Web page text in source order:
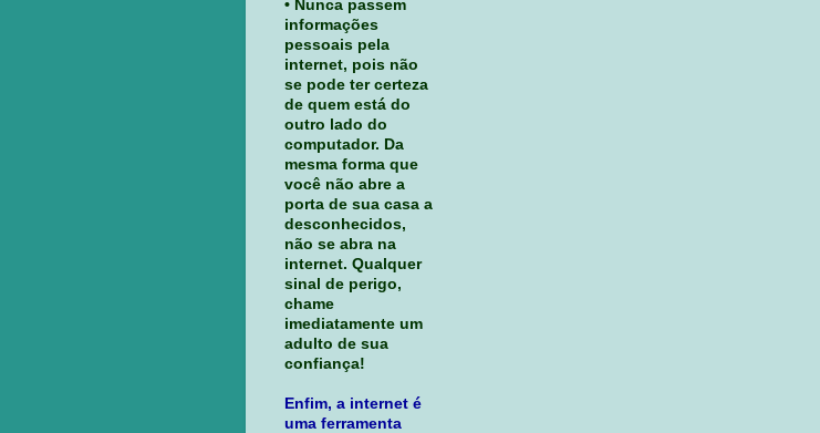
• Nunca passem
informações
pessoais pela
internet, pois não
se pode ter certeza
de quem está do
outro lado do
computador. Da
mesma forma que
você não abre a
porta de sua casa a
desconhecidos,
não se abra na
internet. Qualquer
sinal de perigo,
chame
imediatamente um
adulto de sua
confiança!
Enfim, a internet é
uma ferramenta